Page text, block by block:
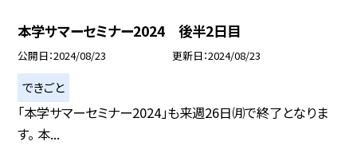
本学サマーセミナー2024 後半2日目
公開日 2024/08/23 更新日 2024/08/23
できごと
「本学サマーセミナー2024」も来週26日㈪で終了となりま
す。 本...